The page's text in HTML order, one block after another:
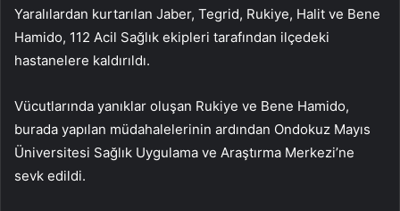
Yaralılardan kurtarılan Jaber, Tegrid, Rukiye, Halit ve Bene
Hamido, 112 Acil Sağlık ekipleri tarafından ilçedeki
hastanelere kaldırıldı.
Vücutlarında yanıklar oluşan Rukiye ve Bene Hamido,
burada yapılan müdahalelerinin ardından Ondokuz Mayıs
Üniversitesi Sağlık Uygulama ve Araştırma Merkezi’ne
sevk edildi.